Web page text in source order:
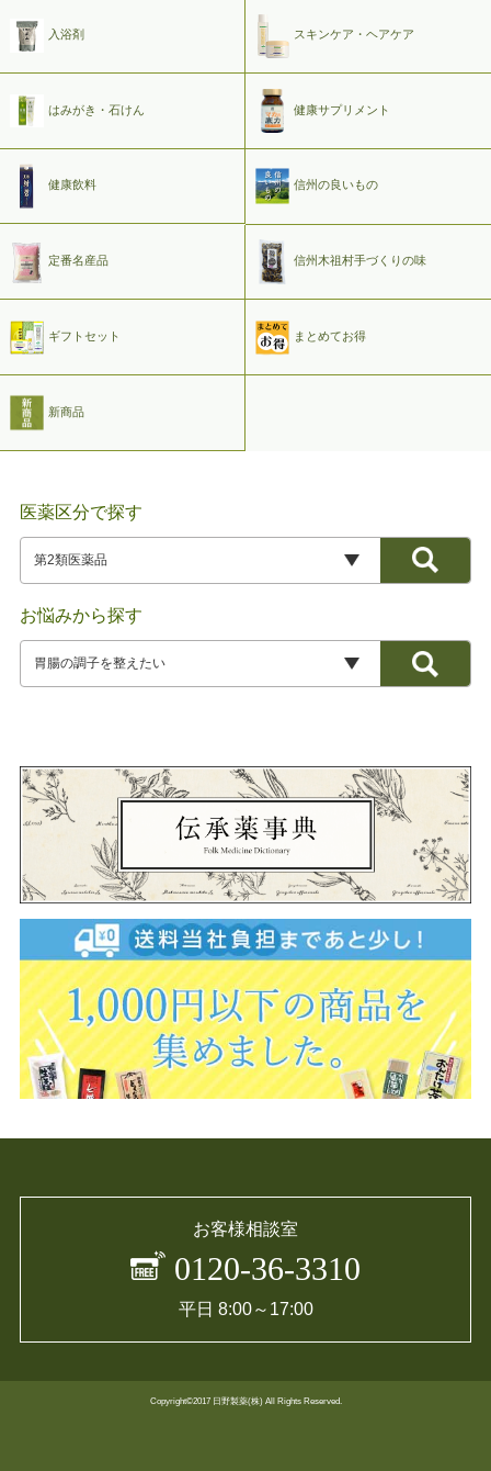
入浴剤 スキンケア・ヘアケア
はみがき・石けん 健康サプリメント
健康飲料 信州の良いもの
定番名産品 信州木祖村手づくりの味
ギフトセット まとめてお得
新商品
医薬区分で探す
お悩みから探す
お客様相談室
0120-36-3310
平日 8:00～17:00
Copyright©2017 日野製薬(株) All Rights Reserved.